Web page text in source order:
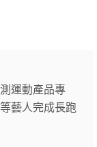
運動產品專
藝人完成長跑